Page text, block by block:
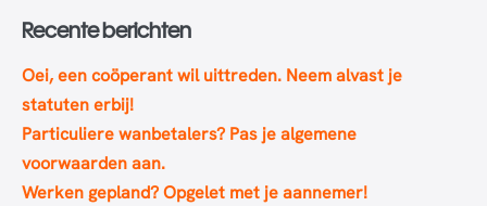
Recente berichten
Oei, een coöperant wil uittreden. Neem alvast je
statuten erbij!
Particuliere wanbetalers? Pas je algemene
voorwaarden aan.
Werken gepland? Opgelet met je aannemer!